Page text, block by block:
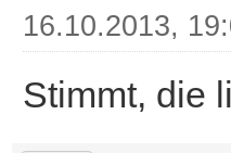
16.10.2013,
Stimmt, die